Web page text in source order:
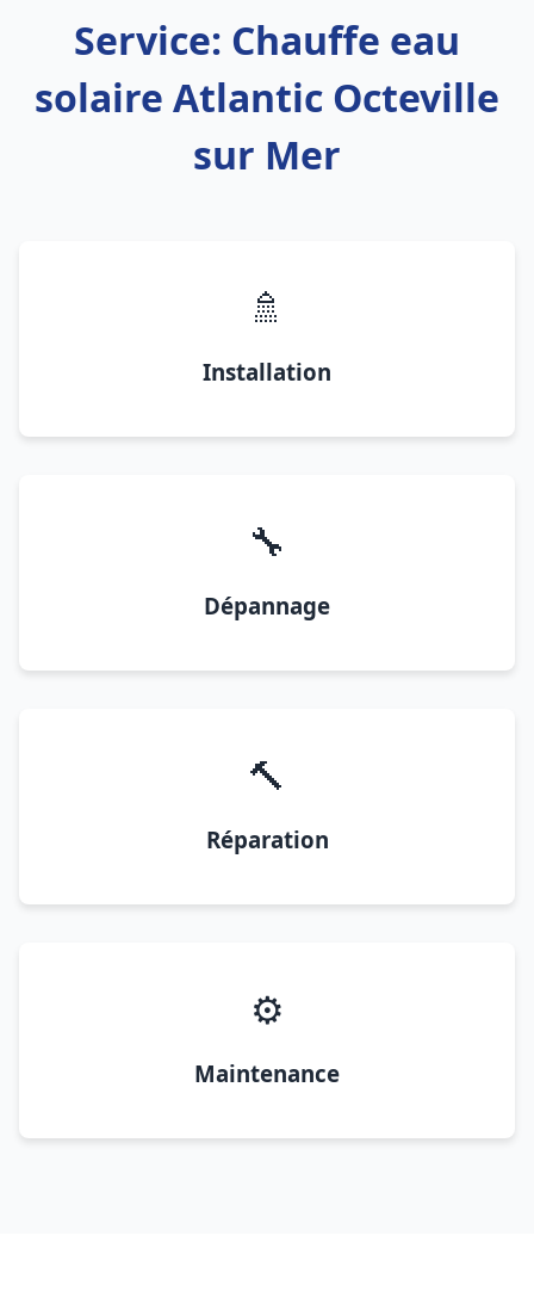
Service: Chauffe eau
solaire Atlantic Octeville
sur Mer
🚿
Installation
🔧
Dépannage
🔨
Réparation
⚙️
Maintenance